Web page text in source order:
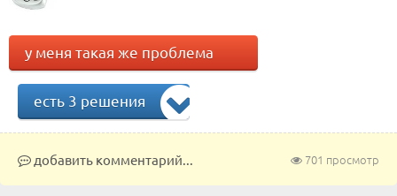
у меня такая же проблема
есть 3 решения
701 просмотр
добавить комментарий...